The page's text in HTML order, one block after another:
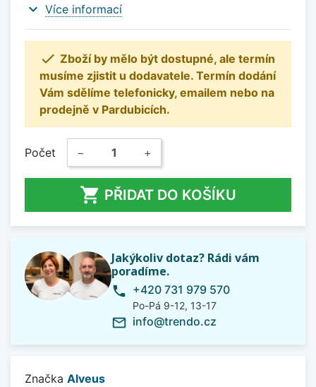
expand_more Více informací
 Zboží by mělo být dostupné, ale termín
musíme zjistit u dodavatele. Termín dodání
Vám sdělíme telefonicky, emailem nebo na
prodejně v Pardubicích.
Počet − +
 PŘIDAT DO KOŠÍKU
Jakýkoliv dotaz? Rádi vám
poradíme.
phone +420 731 979 570
Po-Pá 9-12, 13-17
mail_outline info@trendo.cz
Značka Alveus